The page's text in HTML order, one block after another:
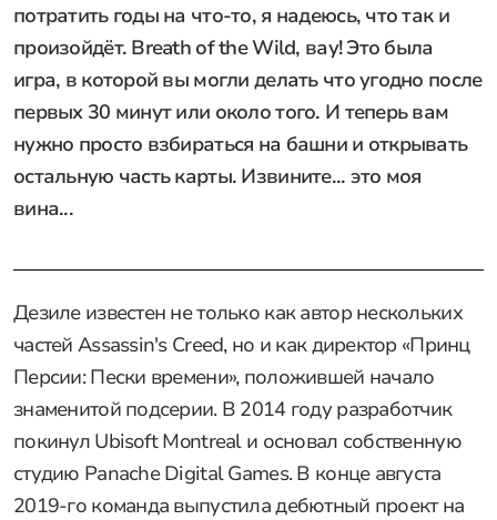
потратить годы на что-то, я надеюсь, что так и
произойдёт. Breath of the Wild, вау! Это была
игра, в которой вы могли делать что угодно после
первых 30 минут или около того. И теперь вам
нужно просто взбираться на башни и открывать
остальную часть карты. Извините... это моя
вина...
Дезиле известен не только как автор нескольких
частей Assassin's Creed, но и как директор «Принц
Персии: Пески времени», положившей начало
знаменитой подсерии. В 2014 году разработчик
покинул Ubisoft Montreal и основал собственную
студию Panache Digital Games. В конце августа
2019-го команда выпустила дебютный проект на